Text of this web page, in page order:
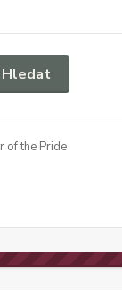
Hledat
of the Pride